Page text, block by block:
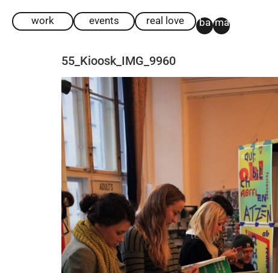
work events real love ba ma
55_Kioosk_IMG_9960